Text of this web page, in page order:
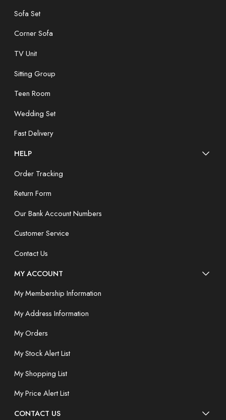
Sofa Set
Corner Sofa
TV Unit
Sitting Group
Teen Room
Wedding Set
Fast Delivery
HELP
Order Tracking
Return Form
Our Bank Account Numbers
Customer Service
Contact Us
MY ACCOUNT
My Membership Information
My Address Information
My Orders
My Stock Alert List
My Shopping List
My Price Alert List
CONTACT US